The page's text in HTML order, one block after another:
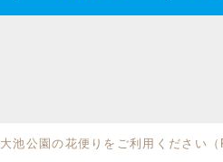
大池公園の花便りをご利用ください（